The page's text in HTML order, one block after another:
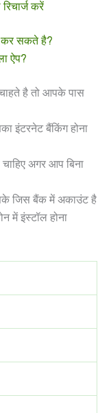
करें
कर सकते है?
ऐप?
है तो आपके पास
इंटरनेट बैंकिंग होना
अगर आप बिना
जिस बैंक में अकाउंट है
में इंस्टॉल होना